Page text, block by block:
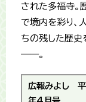
された多福寺。
で境内を彩り、
ちの残した歴史
――。
広報みよし